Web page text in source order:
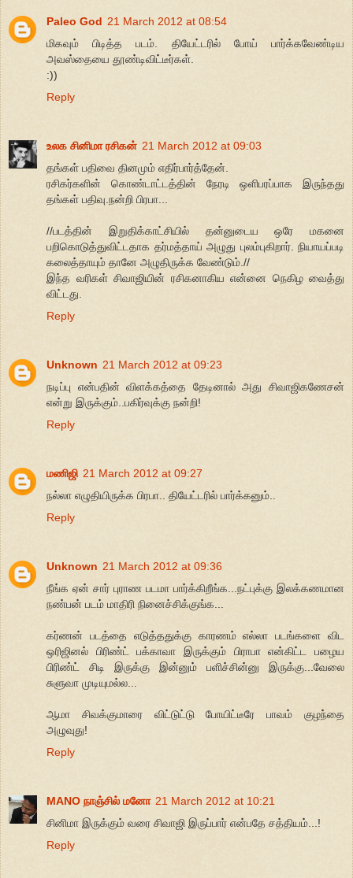
Paleo God 21 March 2012 at 08:54
மிகவும் பிடித்த படம். தியேட்டரில் போய் பார்க்கவேண்டிய
அவஸ்தையை தூண்டிவிட்டீர்கள்.
:))
Reply
உலக சினிமா ரசிகன் 21 March 2012 at 09:03
தங்கள் பதிவை தினமும் எதிர்பார்த்தேன்.
ரசிகர்களின் கொண்டாட்டத்தின் நேரடி ஒளிபரப்பாக இருந்தது
தங்கள் பதிவு.நன்றி பிரபா...
//படத்தின் இறுதிக்காட்சியில் தன்னுடைய ஒரே மகனை
பறிகொடுத்துவிட்டதாக தர்மத்தாய் அழுது புலம்புகிறார். நியாயப்படி
கலைத்தாயும் தானே அழுதிருக்க வேண்டும்.//
இந்த வரிகள் சிவாஜியின் ரசிகனாகிய என்னை நெகிழ வைத்து
விட்டது.
Reply
Unknown 21 March 2012 at 09:23
நடிப்பு என்பதின் விளக்கத்தை தேடினால் அது சிவாஜிகணேசன்
என்று இருக்கும்..பகிர்வுக்கு நன்றி!
Reply
மணிஜி 21 March 2012 at 09:27
நல்லா எழுதியிருக்க பிரபா.. தியேட்டரில் பார்க்கனும்..
Reply
Unknown 21 March 2012 at 09:36
நீங்க ஏன் சார் புராண படமா பார்க்கிறீங்க...நட்புக்கு இலக்கணமான
நண்பன் படம் மாதிரி நினைச்சிக்குங்க...
கர்ணன் படத்தை எடுத்ததுக்கு காரணம் எல்லா படங்களை விட
ஒரிஜினல் பிரிண்ட் பக்காவா இருக்கும் பிராபா என்கிட்ட பழைய
பிரிண்ட் சிடி இருக்கு இன்னும் பளிச்சின்னு இருக்கு...வேலை
சுளுவா முடியுமல்ல...
ஆமா சிவக்குமாரை விட்டுட்டு போயிட்டீரே பாவம் குழந்தை
அழுவுது!
Reply
MANO நாஞ்சில் மனோ 21 March 2012 at 10:21
சினிமா இருக்கும் வரை சிவாஜி இருப்பார் என்பதே சத்தியம்...!
Reply